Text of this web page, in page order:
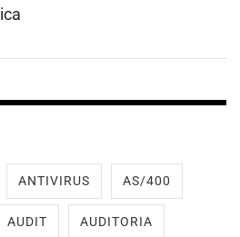
ANTIVIRUS AS/400
AUDIT AUDITORIA